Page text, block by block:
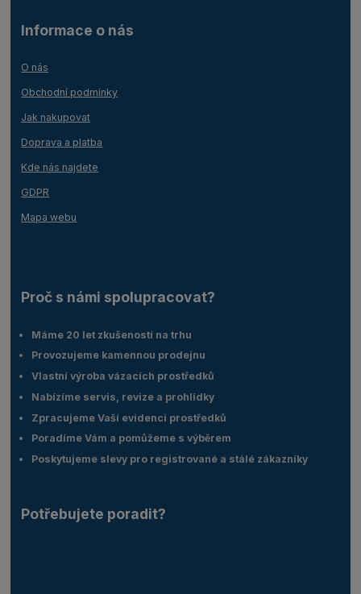
Informace o nás
O nás
Obchodní podmínky
Jak nakupovat
Doprava a platba
Kde nás najdete
GDPR
Mapa webu
Proč s námi spolupracovat?
Máme 20 let zkušeností na trhu
Provozujeme kamennou prodejnu
Vlastní výroba vázacích prostředků
Nabízíme servis, revize a prohlídky
Zpracujeme Vaší evidenci prostředků
Poradíme Vám a pomůžeme s výběrem
Poskytujeme slevy pro registrované a stálé zákazníky
Potřebujete poradit?